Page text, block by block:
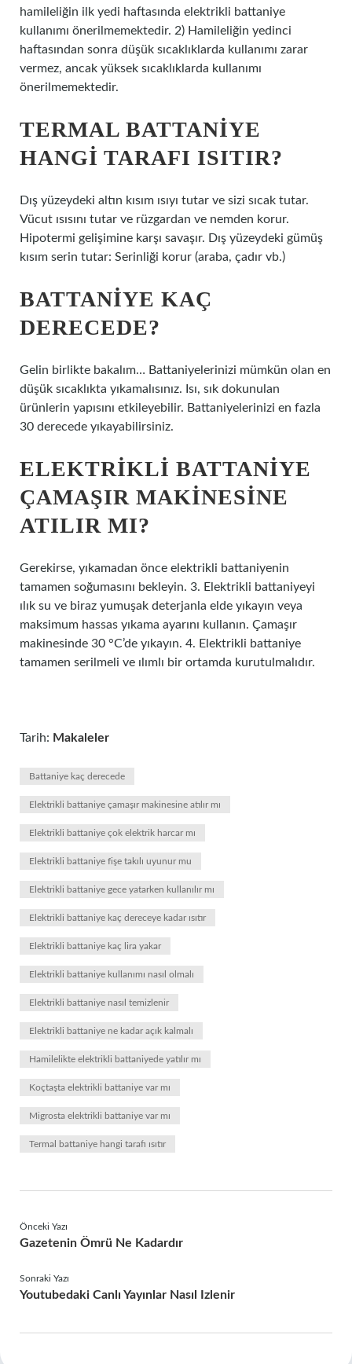
hamileliğin ilk yedi haftasında elektrikli battaniye
kullanımı önerilmemektedir. 2) Hamileliğin yedinci
haftasından sonra düşük sıcaklıklarda kullanımı zarar
vermez, ancak yüksek sıcaklıklarda kullanımı
önerilmemektedir.
TERMAL BATTANIYE
HANGI TARAFI ISITIR?
Dış yüzeydeki altın kısım ısıyı tutar ve sizi sıcak tutar.
Vücut ısısını tutar ve rüzgardan ve nemden korur.
Hipotermi gelişimine karşı savaşır. Dış yüzeydeki gümüş
kısım serin tutar: Serinliği korur (araba, çadır vb.)
BATTANIYE KAÇ
DERECEDE?
Gelin birlikte bakalım… Battaniyelerinizi mümkün olan en
düşük sıcaklıkta yıkamalısınız. Isı, sık dokunulan
ürünlerin yapısını etkileyebilir. Battaniyelerinizi en fazla
30 derecede yıkayabilirsiniz.
ELEKTRIKLI BATTANIYE
ÇAMAŞIR MAKINESINE
ATILIR MI?
Gerekirse, yıkamadan önce elektrikli battaniyenin
tamamen soğumasını bekleyin. 3. Elektrikli battaniyeyi
ılık su ve biraz yumuşak deterjanla elde yıkayın veya
maksimum hassas yıkama ayarını kullanın. Çamaşır
makinesinde 30 °C’de yıkayın. 4. Elektrikli battaniye
tamamen serilmeli ve ılımlı bir ortamda kurutulmalıdır.
Tarih: Makaleler
Battaniye kaç derecede
Elektrikli battaniye çamaşır makinesine atılır mı
Elektrikli battaniye çok elektrik harcar mı
Elektrikli battaniye fişe takılı uyunur mu
Elektrikli battaniye gece yatarken kullanılır mı
Elektrikli battaniye kaç dereceye kadar ısıtır
Elektrikli battaniye kaç lira yakar
Elektrikli battaniye kullanımı nasıl olmalı
Elektrikli battaniye nasıl temizlenir
Elektrikli battaniye ne kadar açık kalmalı
Hamilelikte elektrikli battaniyede yatılır mı
Koçtaşta elektrikli battaniye var mı
Migrosta elektrikli battaniye var mı
Termal battaniye hangi tarafı ısıtır
Önceki Yazı
Gazetenin Ömrü Ne Kadardır
Sonraki Yazı
Youtubedaki Canlı Yayınlar Nasıl Izlenir